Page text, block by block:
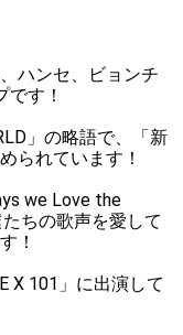
ハンセ、ビョンチ
す！
」の略語で、「新
られています！
we Love the
ちの歌声を愛して
！
X 101」に出演して